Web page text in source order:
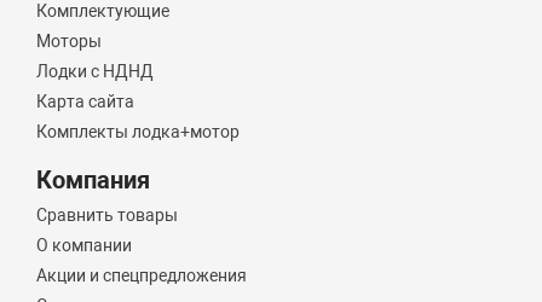
Комплектующие
Моторы
Лодки с НДНД
Карта сайта
Комплекты лодка+мотор
Компания
Сравнить товары
О компании
Акции и спецпредложения